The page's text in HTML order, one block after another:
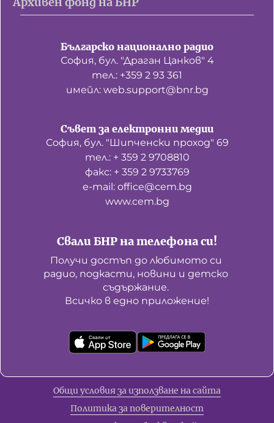
Българско национално радио
София, бул. "Драган Цанков" 4
тел.: +359 2 93 361
имейл: web.support@bnr.bg
Свали БНР на телефона си!
Получи достъп до любимото си
радио, подкасти, новини и детско
съдържание.
Всичко в едно приложение!
Съвет за електронни медии
София, бул. "Шипченски проход" 69
тел.: + 359 2 9708810
факс: + 359 2 9733769
е-mail: office@cem.bg
www.cem.bg
Общи условия за използване на сайта
Политика за поверителност